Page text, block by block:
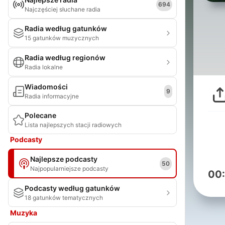
Najczęściej słuchane radia
694
Radia według gatunków
15 gatunków muzycznych
Radia według regionów
Radia lokalne
Wiadomości
Radia informacyjne
9
Polecane
Lista najlepszych stacji radiowych
Podcasty
Najlepsze podcasty
Najpopularniejsze podcasty
50
Podcasty według gatunków
18 gatunków tematycznych
Muzyka